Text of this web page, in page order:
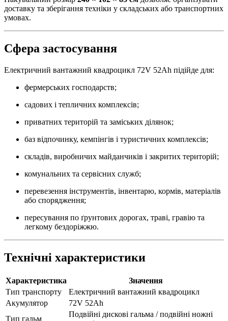
доставку та зберігання техніки у складських або транспортних
умовах.
Сфера застосування
Електричний вантажний квадроцикл 72V 52Ah підійде для:
фермерських господарств;
садових і тепличних комплексів;
приватних територій та заміських ділянок;
баз відпочинку, кемпінгів і туристичних комплексів;
складів, виробничих майданчиків і закритих територій;
комунальних та сервісних служб;
перевезення інструментів, інвентарю, кормів, матеріалів
або спорядження;
пересування по ґрунтових дорогах, траві, гравію та
легкому бездоріжжю.
Технічні характеристики
Характеристика
Значення
Тип транспорту
Електричний вантажний квадроцикл
Акумулятор
72V 52Ah
Тип гальм
Подвійні дискові гальма / подвійні ножні